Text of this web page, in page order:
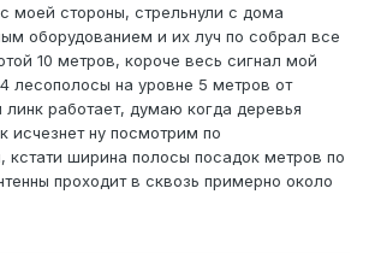
моей стороны, стрельнули с дома
оборудованием и их луч по собрал все
10 метров, короче весь сигнал мой
лесополосы на уровне 5 метров от
работает, думаю когда деревья
исчезнет ну посмотрим по
кстати ширина полосы посадок метров по
проходит в сквозь примерно около